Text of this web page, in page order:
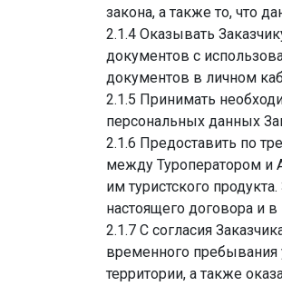
закона, а также то, что
2.1.4 Оказывать
документов с
документов в личном
2.1.5 Принимать
персональных данных
2.1.6 Предоставить по
между Туроператором и
им туристского
настоящего договора и
2.1.7 С согласия
временного пребывания
территории, а также